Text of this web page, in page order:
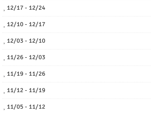
12/17 - 12/24
12/10 - 12/17
12/03 - 12/10
11/26 - 12/03
11/19 - 11/26
11/12 - 11/19
11/05 - 11/12